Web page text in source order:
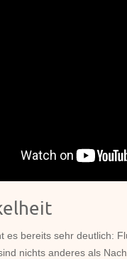
es bereits sehr deutlich:
nichts anderes als